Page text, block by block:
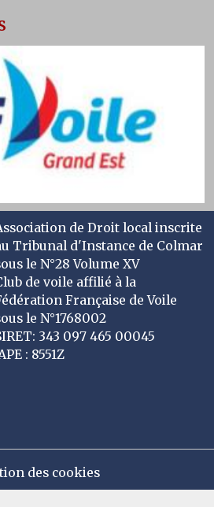
de Droit local inscrite
Tribunal d'Instance de Colmar
le N°28 Volume XV
de voile affilié à la
Française de Voile
le N°1768002
343 097 465 00045
: 8551Z
des cookies